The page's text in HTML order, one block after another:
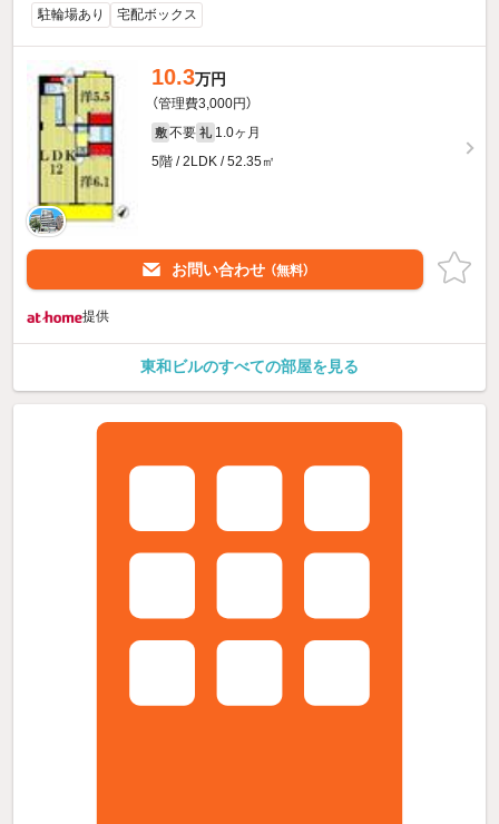
駐輪場あり 宅配ボックス
10.3万円
（管理費3,000円）
敷 不要 礼 1.0ヶ月
5階 / 2LDK / 52.35㎡
お問い合わせ （無料）
提供
東和ビルのすべての部屋を見る